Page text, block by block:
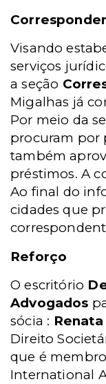
Visando
serviços
a seção
Migalhas já
Por meio da
procuram por
também
préstimos. A
Ao final do
cidades que
Reforço
O escritório
Advogados
sócia :
Direito
que é
International